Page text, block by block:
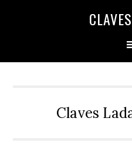
Claves